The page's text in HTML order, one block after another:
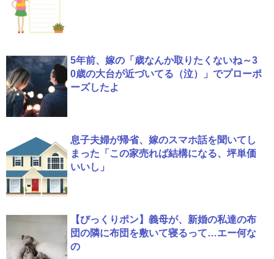
5年前、嫁の「歳なんか取りたくないね～3
0歳の大台が近づいてる（泣）」でプローポ
ーズしたよ
息子夫婦が帰省、嫁のスマホ話を聞いてし
まった「この家売れば結構になる、坪単価
いいし」
【びっくりポン】義母が、新婚の私達の布
団の隣に布団を敷いて寝るって…エー何な
の